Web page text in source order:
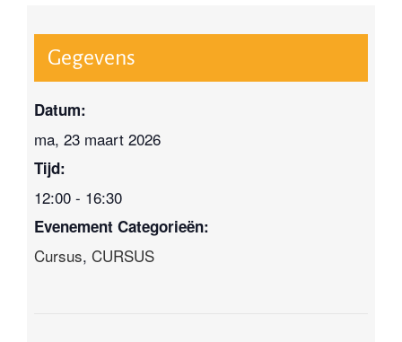
Gegevens
Datum:
ma, 23 maart 2026
Tijd:
12:00 - 16:30
Evenement Categorieën:
Cursus, CURSUS